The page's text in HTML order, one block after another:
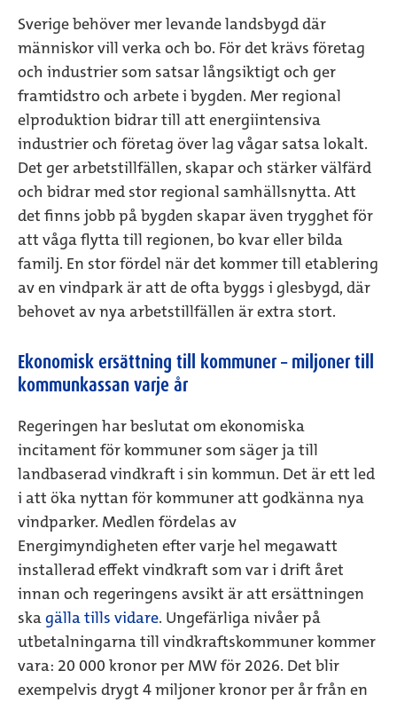
Sverige behöver mer levande landsbygd där
människor vill verka och bo. För det krävs företag
och industrier som satsar långsiktigt och ger
framtidstro och arbete i bygden. Mer regional
elproduktion bidrar till att energiintensiva
industrier och företag över lag vågar satsa lokalt.
Det ger arbetstillfällen, skapar och stärker välfärd
och bidrar med stor regional samhällsnytta. Att
det finns jobb på bygden skapar även trygghet för
att våga flytta till regionen, bo kvar eller bilda
familj. En stor fördel när det kommer till etablering
av en vindpark är att de ofta byggs i glesbygd, där
behovet av nya arbetstillfällen är extra stort.
Ekonomisk ersättning till kommuner – miljoner till
kommunkassan varje år
Regeringen har beslutat om ekonomiska
incitament för kommuner som säger ja till
landbaserad vindkraft i sin kommun. Det är ett led
i att öka nyttan för kommuner att godkänna nya
vindparker. Medlen fördelas av
Energimyndigheten efter varje hel megawatt
installerad effekt vindkraft som var i drift året
innan och regeringens avsikt är att ersättningen
skagälla tills vidare. Ungefärliga nivåer på
utbetalningarna till vindkraftskommuner kommer
vara: 20 000 kronor per MW för 2026. Det blir
exempelvis drygt 4 miljoner kronor per år från en